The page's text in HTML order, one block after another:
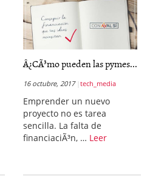
Â¿CÃ³mo pueden las pymes...
16 octubre, 2017 tech_media
Emprender un nuevo
proyecto no es tarea
sencilla. La falta de
financiaciÃ³n, … Leer